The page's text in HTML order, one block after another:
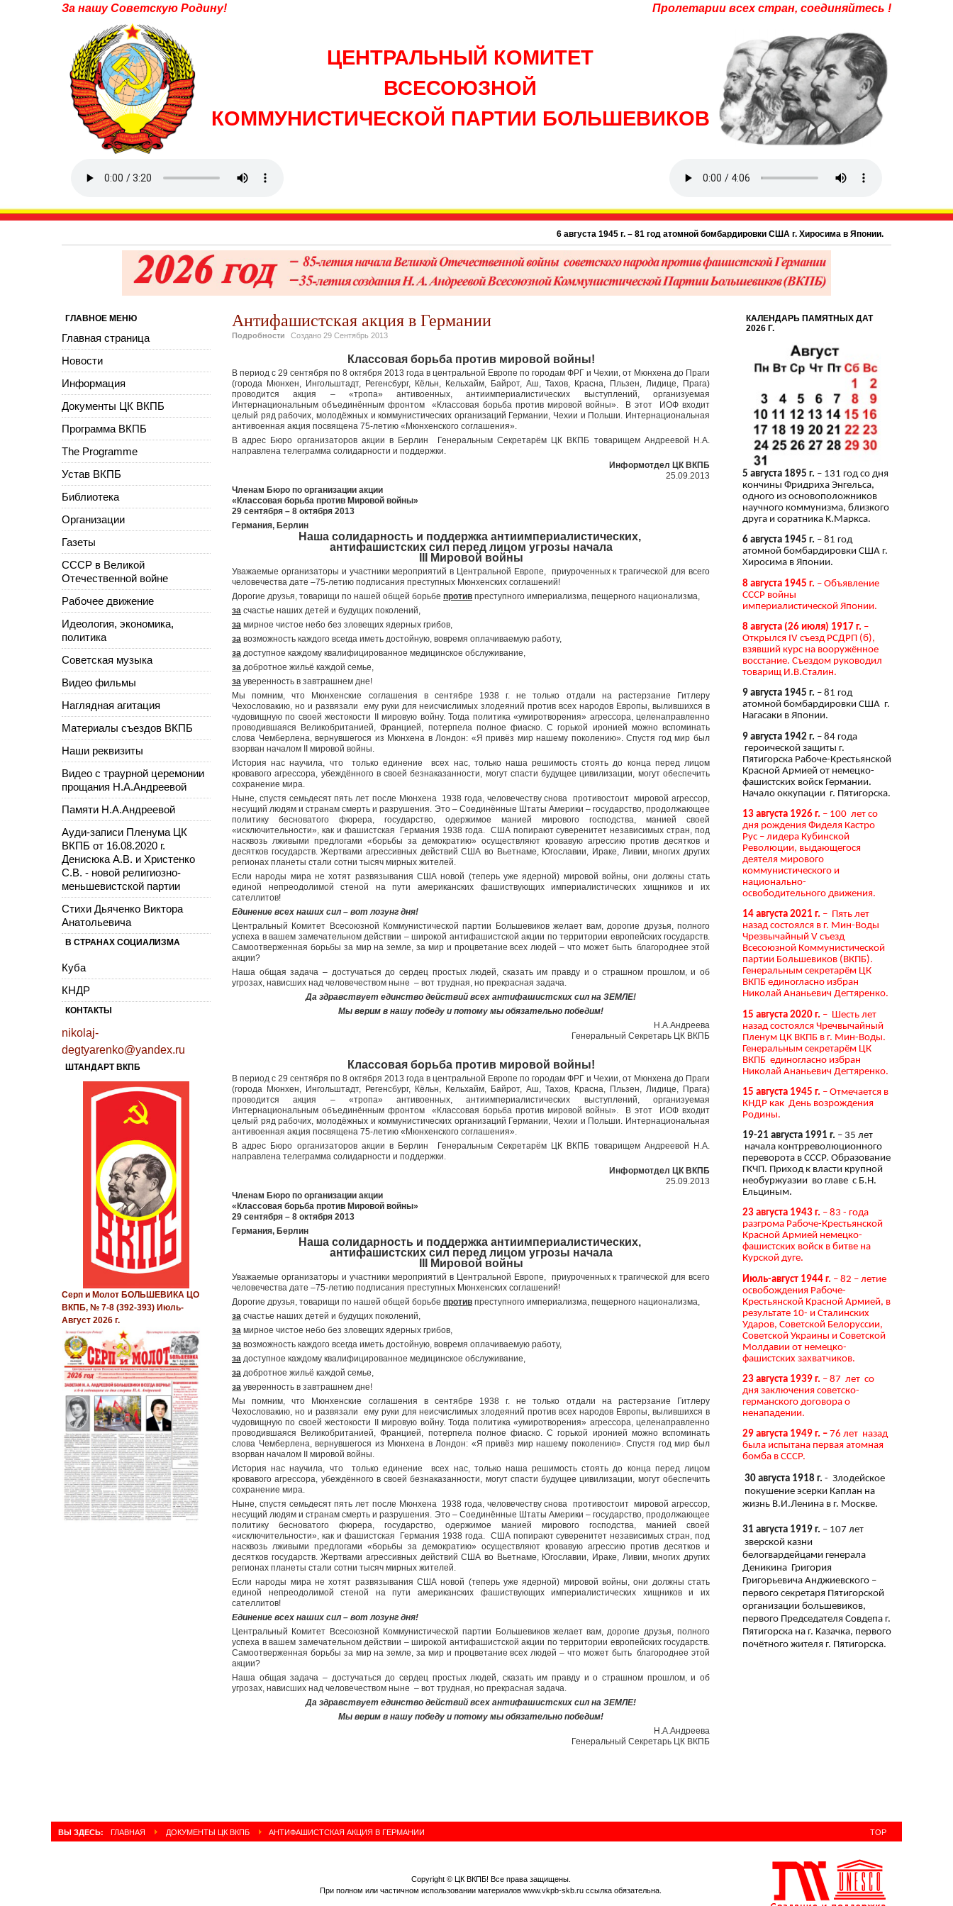
За нашу Советскую Родину! Пролетарии всех стран, соединяйтесь !
ЦЕНТРАЛЬНЫЙ КОМИТЕТ
ВСЕСОЮЗНОЙ
КОММУНИСТИЧЕСКОЙ ПАРТИИ БОЛЬШЕВИКОВ
6 августа 1945 г. – 81 год атомной бомбардировки США г. Хиросима в Японии.
Антифашистская акция в Германии
Подробности Создано 29 Сентябрь 2013
Классовая борьба против мировой войны!
В период с 29 сентября по 8 октября 2013 года в центральной Европе по городам ФРГ и Чехии, от Мюнхена до Праги
(города Мюнхен, Ингольштадт, Регенсбург, Кёльн, Кельхайм, Байрот, Аш, Тахов, Красна, Пльзен, Лидице, Прага)
проводится акция – «тропа» антивоенных, антиимпериалистических выступлений, организуемая
Интернациональным объединённым фронтом «Классовая борьба против мировой войны». В этот ИОФ входит
целый ряд рабочих, молодёжных и коммунистических организаций Германии, Чехии и Польши. Интернациональная
антивоенная акция посвящена 75-летию «Мюнхенского соглашения».
В адрес Бюро организаторов акции в Берлин Генеральным Секретарём ЦК ВКПБ товарищем Андреевой Н.А.
направлена телеграмма солидарности и поддержки.
Информотдел ЦК ВКПБ
25.09.2013
Членам Бюро по организации акции
«Классовая борьба против Мировой войны»
29 сентября – 8 октября 2013
Германия, Берлин
Наша солидарность и поддержка антиимпериалистических,
антифашистских сил перед лицом угрозы начала
III Мировой войны
Уважаемые организаторы и участники мероприятий в Центральной Европе, приуроченных к трагической для всего
человечества дате –75-летию подписания преступных Мюнхенских соглашений!
Дорогие друзья, товарищи по нашей общей борьбе против преступного империализма, пещерного национализма,
за счастье наших детей и будущих поколений,
за мирное чистое небо без зловещих ядерных грибов,
за возможность каждого всегда иметь достойную, вовремя оплачиваемую работу,
за доступное каждому квалифицированное медицинское обслуживание,
за добротное жильё каждой семье,
за уверенность в завтрашнем дне!
Мы помним, что Мюнхенские соглашения в сентябре 1938 г. не только отдали на растерзание Гитлеру
Чехословакию, но и развязали ему руки для неисчислимых злодеяний против всех народов Европы, вылившихся в
чудовищную по своей жестокости II мировую войну. Тогда политика «умиротворения» агрессора, целенаправленно
проводившаяся Великобританией, Францией, потерпела полное фиаско. С горькой иронией можно вспоминать
слова Чемберлена, вернувшегося из Мюнхена в Лондон: «Я привёз мир нашему поколению». Спустя год мир был
взорван началом II мировой войны.
История нас научила, что только единение всех нас, только наша решимость стоять до конца перед лицом
кровавого агрессора, убеждённого в своей безнаказанности, могут спасти будущее цивилизации, могут обеспечить
сохранение мира.
Ныне, спустя семьдесят пять лет после Мюнхена 1938 года, человечеству снова противостоит мировой агрессор,
несущий людям и странам смерть и разрушения. Это – Соединённые Штаты Америки – государство, продолжающее
политику бесноватого фюрера, государство, одержимое манией мирового господства, манией своей
«исключительности», как и фашистская Германия 1938 года. США попирают суверенитет независимых стран, под
насквозь лживыми предлогами «борьбы за демократию» осуществляют кровавую агрессию против десятков и
десятков государств. Жертвами агрессивных действий США во Вьетнаме, Югославии, Ираке, Ливии, многих других
регионах планеты стали сотни тысяч мирных жителей.
Если народы мира не хотят развязывания США новой (теперь уже ядерной) мировой войны, они должны стать
единой непреодолимой стеной на пути американских фашиствующих империалистических хищников и их
сателлитов!
Единение всех наших сил – вот лозунг дня!
Центральный Комитет Всесоюзной Коммунистической партии Большевиков желает вам, дорогие друзья, полного
успеха в вашем замечательном действии – широкой антифашистской акции по территории европейских государств.
Самоотверженная борьбы за мир на земле, за мир и процветание всех людей – что может быть благороднее этой
акции?
Наша общая задача – достучаться до сердец простых людей, сказать им правду и о страшном прошлом, и об
угрозах, нависших над человечеством ныне – вот трудная, но прекрасная задача.
Да здравствует единство действий всех антифашистских сил на ЗЕМЛЕ!
Мы верим в нашу победу и потому мы обязательно победим!
Н.А.Андреева
Генеральный Секретарь ЦК ВКПБ
Классовая борьба против мировой войны!
В период с 29 сентября по 8 октября 2013 года в центральной Европе по городам ФРГ и Чехии, от Мюнхена до Праги
(города Мюнхен, Ингольштадт, Регенсбург, Кёльн, Кельхайм, Байрот, Аш, Тахов, Красна, Пльзен, Лидице, Прага)
проводится акция – «тропа» антивоенных, антиимпериалистических выступлений, организуемая
Интернациональным объединённым фронтом «Классовая борьба против мировой войны». В этот ИОФ входит
целый ряд рабочих, молодёжных и коммунистических организаций Германии, Чехии и Польши. Интернациональная
антивоенная акция посвящена 75-летию «Мюнхенского соглашения».
В адрес Бюро организаторов акции в Берлин Генеральным Секретарём ЦК ВКПБ товарищем Андреевой Н.А.
направлена телеграмма солидарности и поддержки.
Информотдел ЦК ВКПБ
25.09.2013
Членам Бюро по организации акции
«Классовая борьба против Мировой войны»
29 сентября – 8 октября 2013
Германия, Берлин
Наша солидарность и поддержка антиимпериалистических,
антифашистских сил перед лицом угрозы начала
III Мировой войны
Уважаемые организаторы и участники мероприятий в Центральной Европе, приуроченных к трагической для всего
человечества дате –75-летию подписания преступных Мюнхенских соглашений!
Дорогие друзья, товарищи по нашей общей борьбе против преступного империализма, пещерного национализма,
за счастье наших детей и будущих поколений,
за мирное чистое небо без зловещих ядерных грибов,
за возможность каждого всегда иметь достойную, вовремя оплачиваемую работу,
за доступное каждому квалифицированное медицинское обслуживание,
за добротное жильё каждой семье,
за уверенность в завтрашнем дне!
Мы помним, что Мюнхенские соглашения в сентябре 1938 г. не только отдали на растерзание Гитлеру
Чехословакию, но и развязали ему руки для неисчислимых злодеяний против всех народов Европы, вылившихся в
чудовищную по своей жестокости II мировую войну. Тогда политика «умиротворения» агрессора, целенаправленно
проводившаяся Великобританией, Францией, потерпела полное фиаско. С горькой иронией можно вспоминать
слова Чемберлена, вернувшегося из Мюнхена в Лондон: «Я привёз мир нашему поколению». Спустя год мир был
взорван началом II мировой войны.
История нас научила, что только единение всех нас, только наша решимость стоять до конца перед лицом
кровавого агрессора, убеждённого в своей безнаказанности, могут спасти будущее цивилизации, могут обеспечить
сохранение мира.
Ныне, спустя семьдесят пять лет после Мюнхена 1938 года, человечеству снова противостоит мировой агрессор,
несущий людям и странам смерть и разрушения. Это – Соединённые Штаты Америки – государство, продолжающее
политику бесноватого фюрера, государство, одержимое манией мирового господства, манией своей
«исключительности», как и фашистская Германия 1938 года. США попирают суверенитет независимых стран, под
насквозь лживыми предлогами «борьбы за демократию» осуществляют кровавую агрессию против десятков и
десятков государств. Жертвами агрессивных действий США во Вьетнаме, Югославии, Ираке, Ливии, многих других
регионах планеты стали сотни тысяч мирных жителей.
Если народы мира не хотят развязывания США новой (теперь уже ядерной) мировой войны, они должны стать
единой непреодолимой стеной на пути американских фашиствующих империалистических хищников и их
сателлитов!
Единение всех наших сил – вот лозунг дня!
Центральный Комитет Всесоюзной Коммунистической партии Большевиков желает вам, дорогие друзья, полного
успеха в вашем замечательном действии – широкой антифашистской акции по территории европейских государств.
Самоотверженная борьбы за мир на земле, за мир и процветание всех людей – что может быть благороднее этой
акции?
Наша общая задача – достучаться до сердец простых людей, сказать им правду и о страшном прошлом, и об
угрозах, нависших над человечеством ныне – вот трудная, но прекрасная задача.
Да здравствует единство действий всех антифашистских сил на ЗЕМЛЕ!
Мы верим в нашу победу и потому мы обязательно победим!
Н.А.Андреева
Генеральный Секретарь ЦК ВКПБ
ГЛАВНОЕ МЕНЮ
Главная страница
Новости
Информация
Документы ЦК ВКПБ
Программа ВКПБ
The Programme
Устав ВКПБ
Библиотека
Организации
Газеты
СССР в Великой
Отечественной войне
Рабочее движение
Идеология, экономика,
политика
Советская музыка
Видео фильмы
Наглядная агитация
Материалы съездов ВКПБ
Наши реквизиты
Видео с траурной церемонии
прощания Н.А.Андреевой
Памяти Н.А.Андреевой
Ауди-записи Пленума ЦК
ВКПБ от 16.08.2020 г.
Денисюка А.В. и Христенко
С.В. - новой религиозно-
меньшевистской партии
Стихи Дьяченко Виктора
Анатольевича
В СТРАНАХ СОЦИАЛИЗМА
Куба
КНДР
КОНТАКТЫ
nikolaj-
degtyarenko@yandex.ru
ШТАНДАРТ ВКПБ
Серп и Молот БОЛЬШЕВИКА ЦО
ВКПБ, № 7-8 (392-393) Июль-
Август 2026 г.
КАЛЕНДАРЬ ПАМЯТНЫХ ДАТ
2026 Г.
5 августа 1895 г. – 131 год со дня
кончины Фридриха Энгельса,
одного из основоположников
научного коммунизма, близкого
друга и соратника К.Маркса.
6 августа 1945 г. – 81 год
атомной бомбардировки США г.
Хиросима в Японии.
8 августа 1945 г. – Объявление
СССР войны
империалистической Японии.
8 августа (26 июля) 1917 г. –
Открылся IV съезд РСДРП (б),
взявший курс на вооружённое
восстание. Съездом руководил
товарищ И.В.Сталин.
9 августа 1945 г. – 81 год
атомной бомбардировки США г.
Нагасаки в Японии.
9 августа 1942 г. – 84 года
героической защиты г.
Пятигорска Рабоче-Крестьянской
Красной Армией от немецко-
фашистских войск Германии.
Начало оккупации г. Пятигорска.
13 августа 1926 г. – 100 лет со
дня рождения Фиделя Кастро
Рус – лидера Кубинской
Революции, выдающегося
деятеля мирового
коммунистического и
национально-
освободительного движения.
14 августа 2021 г. – Пять лет
назад состоялся в г. Мин-Воды
Чрезвычайный V съезд
Всесоюзной Коммунистической
партии Большевиков (ВКПБ).
Генеральным секретарём ЦК
ВКПБ единогласно избран
Николай Ананьевич Дегтяренко.
15 августа 2020 г. – Шесть лет
назад состоялся Чречвычайный
Пленум ЦК ВКПБ в г. Мин-Воды.
Генеральным секретарём ЦК
ВКПБ единогласно избран
Николай Ананьевич Дегтяренко.
15 августа 1945 г. – Отмечается в
КНДР как День возрождения
Родины.
19-21 августа 1991 г. – 35 лет
начала контрреволюционного
переворота в СССР. Образование
ГКЧП. Приход к власти крупной
необуржуазии во главе с Б.Н.
Ельциным.
23 августа 1943 г. – 83 - года
разгрома Рабоче-Крестьянской
Красной Армией немецко-
фашистских войск в битве на
Курской дуге.
Июль-август 1944 г. – 82 – летие
освобождения Рабоче-
Крестьянской Красной Армией, в
результате 10- и Сталинских
Ударов, Советской Белоруссии,
Советской Украины и Советской
Молдавии от немецко-
фашистских захватчиков.
23 августа 1939 г. – 87 лет со
дня заключения советско-
германского договора о
ненападении.
29 августа 1949 г. – 76 лет назад
была испытана первая атомная
бомба в СССР.
30 августа 1918 г. - Злодейское
покушение эсерки Каплан на
жизнь В.И.Ленина в г. Москве.
31 августа 1919 г. – 107 лет
зверской казни
белогвардейцами генерала
Деникина Григория
Григорьевича Анджиевского –
первого секретаря Пятигорской
организации большевиков,
первого Председателя Совдепа г.
Пятигорска на г. Казачка, первого
почётного жителя г. Пятигорска.
ВЫ ЗДЕСЬ: ГЛАВНАЯ ДОКУМЕНТЫ ЦК ВКПБ АНТИФАШИСТСКАЯ АКЦИЯ В ГЕРМАНИИ TOP
Copyright © ЦК ВКПБ! Все права защищены.
При полном или частичном использовании материалов www.vkpb-skb.ru ссылка обязательна.